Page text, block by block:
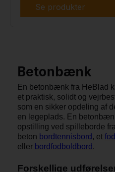
Se produkter
Betonbænk
En betonbænk fra HeBlad
et praktisk, solidt og
som en sikker opdeling af
en legeplads. En
opstilling ved spilleborde
beton bordtennisbord , et
eller bordfodboldbord .
Forskellige